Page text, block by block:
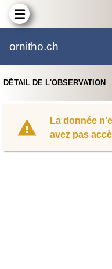
ornitho.ch
DÉTAIL DE L'OBSERVATION
La donnée
avez pas